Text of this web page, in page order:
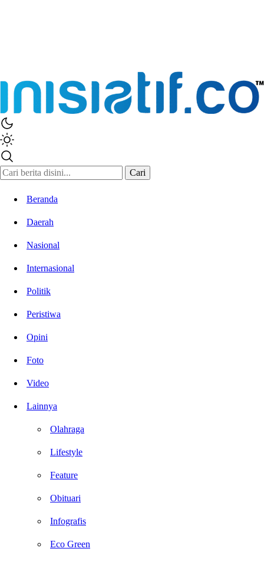
Cari
Beranda
Daerah
Nasional
Internasional
Politik
Peristiwa
Opini
Foto
Video
Lainnya
Olahraga
Lifestyle
Feature
Obituari
Infografis
Eco Green